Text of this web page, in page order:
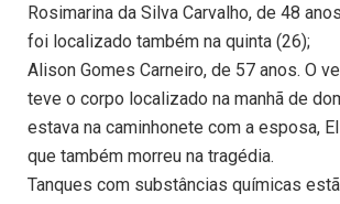
Rosimarina da Silva Carvalho, de 48
foi localizado também na quinta (26);
Alison Gomes Carneiro, de 57 anos. O
teve o corpo localizado na manhã de
estava na caminhonete com a esposa,
que também morreu na tragédia.
Tanques com substâncias químicas